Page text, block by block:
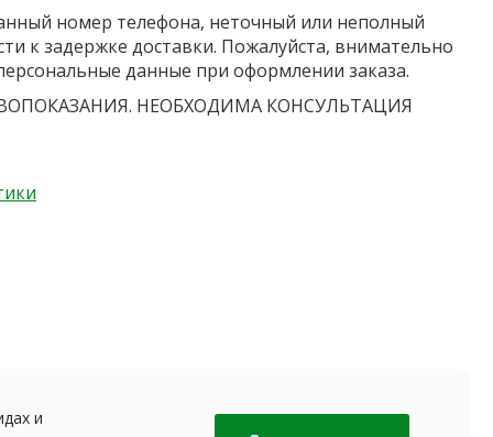
номер телефона, неточный или неполный
к задержке доставки. Пожалуйста, внимательно
данные при оформлении заказа.
НЕОБХОДИМА КОНСУЛЬТАЦИЯ
и